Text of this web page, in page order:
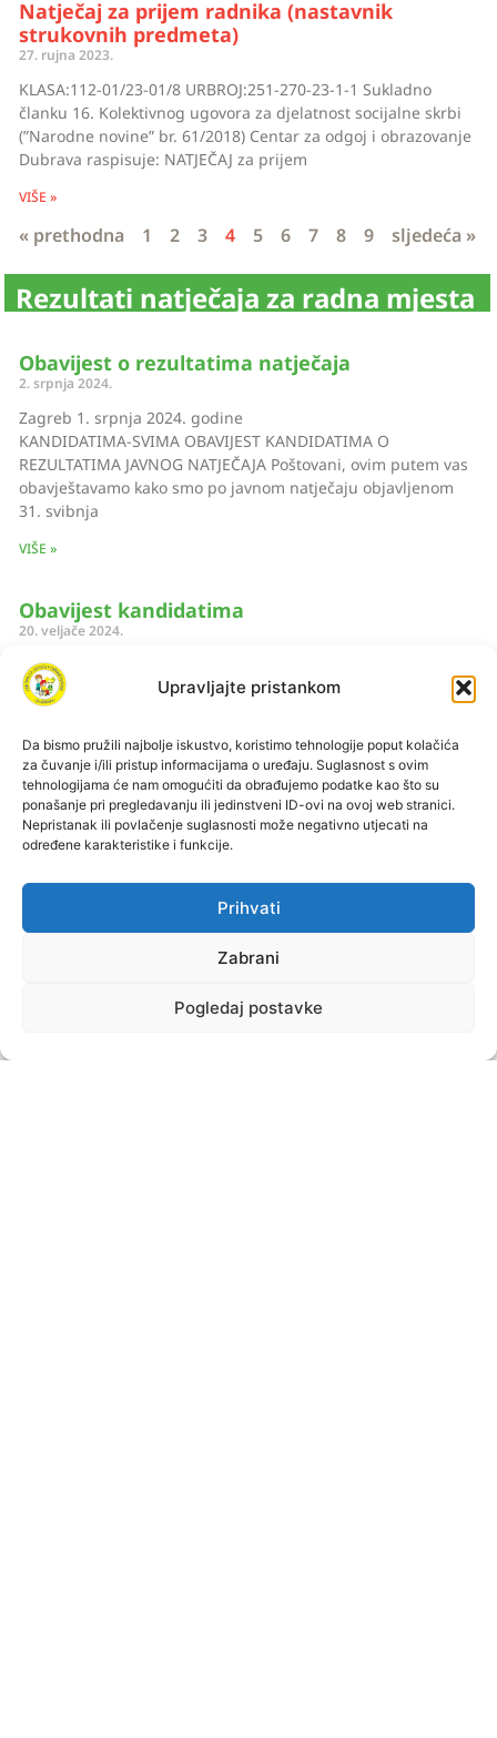
Upravljajte pristankom
Da bismo pružili najbolje iskustvo, koristimo tehnologije poput kolačića
za čuvanje i/ili pristup informacijama o uređaju. Suglasnost s ovim
tehnologijama će nam omogućiti da obrađujemo podatke kao što su
ponašanje pri pregledavanju ili jedinstveni ID-ovi na ovoj web stranici.
Nepristanak ili povlačenje suglasnosti može negativno utjecati na
određene karakteristike i funkcije.
Prihvati
Zabrani
Pogledaj postavke
Natječaj za prijem radnika (nastavnik
strukovnih predmeta)
27. rujna 2023.
KLASA:112-01/23-01/8 URBROJ:251-270-23-1-1 Sukladno
članku 16. Kolektivnog ugovora za djelatnost socijalne skrbi
(”Narodne novine” br. 61/2018) Centar za odgoj i obrazovanje
Dubrava raspisuje: NATJEČAJ za prijem
VIŠE »
« prethodna 1 2 3 4 5 6 7 8 9 sljedeća »
Rezultati natječaja za radna mjesta
Obavijest o rezultatima natječaja
2. srpnja 2024.
Zagreb 1. srpnja 2024. godine
KANDIDATIMA-SVIMA OBAVIJEST KANDIDATIMA O
REZULTATIMA JAVNOG NATJEČAJA Poštovani, ovim putem vas
obavještavamo kako smo po javnom natječaju objavljenom
31. svibnja
VIŠE »
Obavijest kandidatima
20. veljače 2024.
Obavijest kandidatima – psiholog
VIŠE »
Obavijest kandidatima
4. siječnja 2024.
Zagreb 4. siječnja 2024. godine KANDIDATIMA-SVIMA
OBAVIJEST KANDIDATIMA O REZULTATIMA JAVNOG NATJEČAJA
javnom natječaju objavljenom 15. prosinca
VIŠE »